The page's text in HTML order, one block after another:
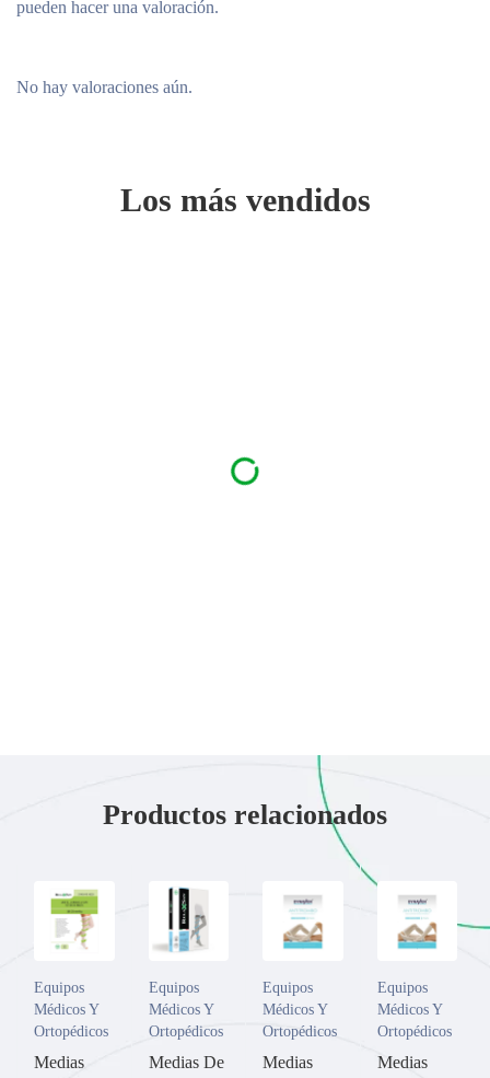
No hay valoraciones aún.
pueden hacer una valoración.
Los más vendidos
Productos relacionados
Equipos
Médicos Y
Ortopédicos
Medias
Equipos
Médicos Y
Ortopédicos
Medias De
Equipos
Médicos Y
Ortopédicos
Medias
Equipos
Médicos Y
Ortopédicos
Medias